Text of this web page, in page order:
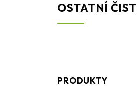
OSTATNÍ
PRODUKTY